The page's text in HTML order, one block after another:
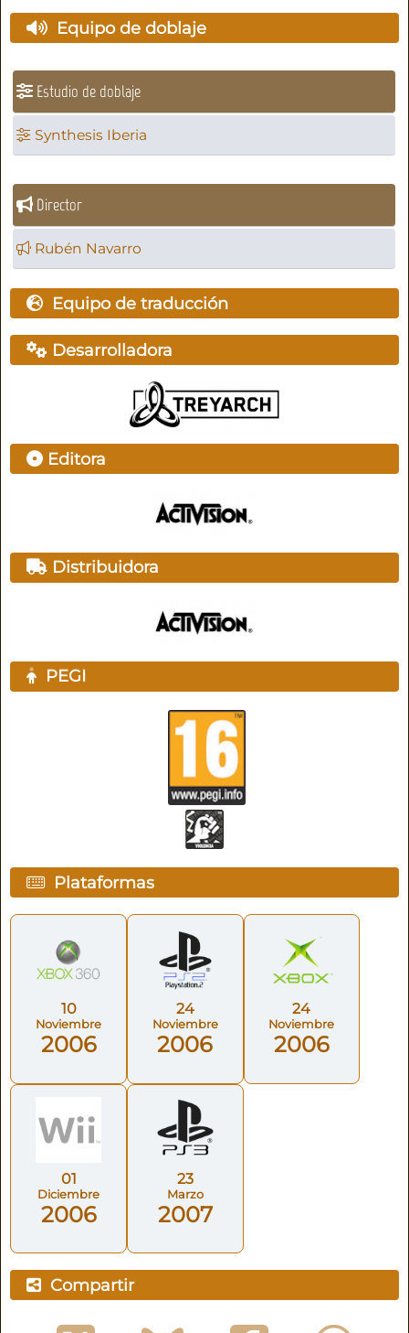
Equipo de doblaje
Estudio de doblaje
Synthesis Iberia
Director
Rubén Navarro
Equipo de traducción
Desarrolladora
Editora
Distribuidora
PEGI
Plataformas
10
Noviembre
2006
24
Noviembre
2006
24
Noviembre
2006
01
Diciembre
2006
23
Marzo
2007
Compartir